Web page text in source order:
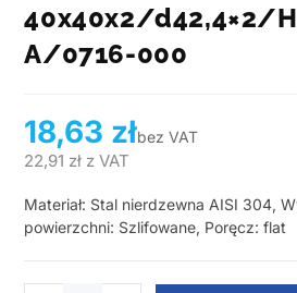
40x40x2/d42,4×2/
A/0716-000
18,63 złbez VAT
22,91 zł z VAT
Materiał: Stal nierdzewna AISI 304,
powierzchni: Szlifowane, Poręcz: flat